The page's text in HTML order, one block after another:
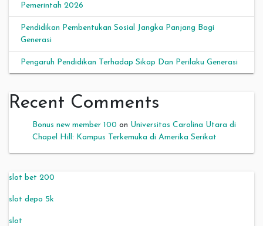
Pemerintah 2026
Pendidikan Pembentukan Sosial Jangka Panjang Bagi
Generasi
Pengaruh Pendidikan Terhadap Sikap Dan Perilaku Generasi
Recent Comments
Bonus new member 100 on Universitas Carolina Utara di
Chapel Hill: Kampus Terkemuka di Amerika Serikat
slot bet 200
slot depo 5k
slot